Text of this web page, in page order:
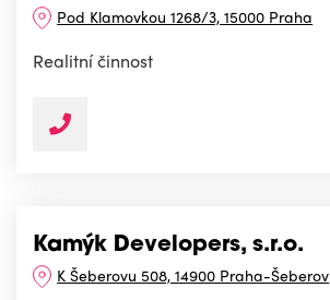
Pod Klamovkou 1268/3, 15000 Praha
Realitní činnost
Kamýk Developers, s.r.o.
K Šeberovu 508, 14900 Praha-Šeberov